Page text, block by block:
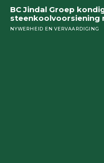
BC Jindal Groep
steenkoolvoorsiening
NYWERHEID EN VERVAARDIGING